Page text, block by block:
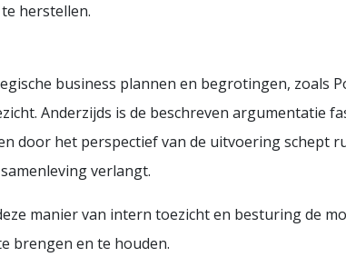
herstellen.
business plannen en begrotingen, zoals
Anderzijds is de beschreven argumentatie
door het perspectief van de uitvoering schept
verlangt.
manier van intern toezicht en besturing de
brengen en te houden.